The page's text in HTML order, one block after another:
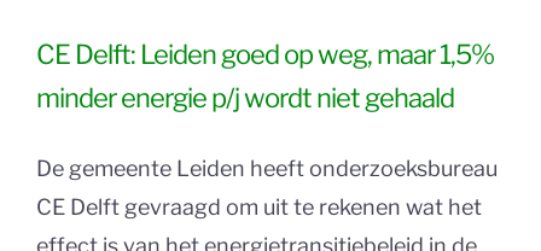
CE Delft: Leiden goed op weg, maar 1,5%
minder energie p/j wordt niet gehaald
De gemeente Leiden heeft onderzoeksbureau
CE Delft gevraagd om uit te rekenen wat het
effect is van het energietransitiebeleid in de